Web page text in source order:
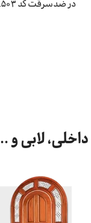
در ضدسرقت کد RS-A503
لابی و ..